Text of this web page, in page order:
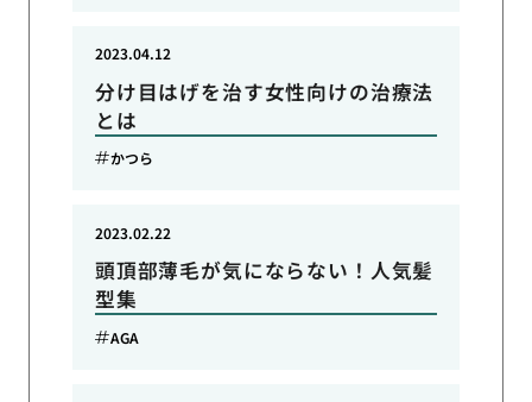
分け目はげを治す女性向けの治療法
とは
2023.04.12
かつら
頭頂部薄毛が気にならない！人気髪
型集
2023.02.22
AGA